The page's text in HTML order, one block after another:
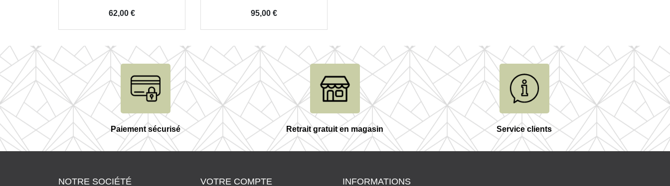
Prix
62,00 € Prix
95,00 €
Paiement sécurisé Retrait gratuit en magasin Service clients
NOTRE SOCIÉTÉ VOTRE COMPTE INFORMATIONS